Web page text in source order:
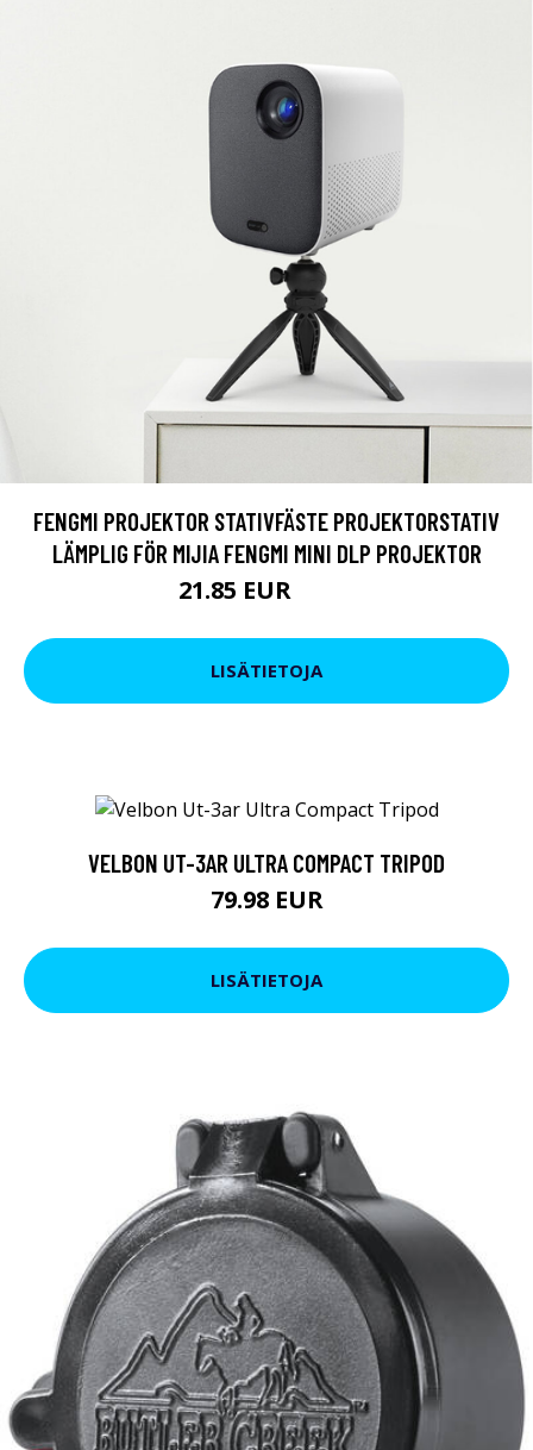
FENGMI PROJEKTOR STATIVFÄSTE PROJEKTORSTATIV
LÄMPLIG FÖR MIJIA FENGMI MINI DLP PROJEKTOR
21.85 EUR
LISÄTIETOJA
VELBON UT-3AR ULTRA COMPACT TRIPOD
79.98 EUR
LISÄTIETOJA